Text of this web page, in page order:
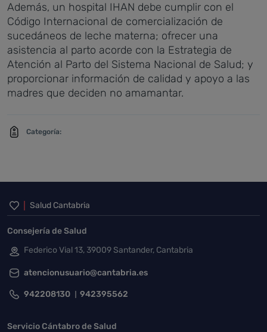
Además, un hospital IHAN debe cumplir con el
Código Internacional de comercialización de
sucedáneos de leche materna; ofrecer una
asistencia al parto acorde con la Estrategia de
Atención al Parto del Sistema Nacional de Salud; y
proporcionar información de calidad y apoyo a las
madres que deciden no amamantar.
Categoría:
Inicio del pie de página
Salud Cantabria
Consejería de Salud
Federico Vial 13, 39009 Santander, Cantabria
atencionusuario@cantabria.es
942208130 942395562
Servicio Cántabro de Salud